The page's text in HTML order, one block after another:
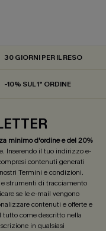
30 GIORNI PER IL RESO
-10% SUL 1° ORDINE
minimo d'ordine e del 20%
Inserendo il tuo indirizzo e-
contenuti generati
Termini e condizioni.
strumenti di tracciamento
se le e-mail vengono
contenuti e offerte e
come descritto nella
in qualsiasi